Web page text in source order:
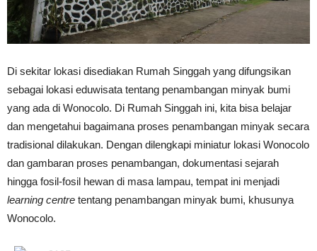
Di sekitar lokasi disediakan Rumah Singgah yang difungsikan
sebagai lokasi eduwisata tentang penambangan minyak bumi
yang ada di Wonocolo. Di Rumah Singgah ini, kita bisa belajar
dan mengetahui bagaimana proses penambangan minyak secara
tradisional dilakukan. Dengan dilengkapi miniatur lokasi Wonocolo
dan gambaran proses penambangan, dokumentasi sejarah
hingga fosil-fosil hewan di masa lampau, tempat ini menjadi
learning centre tentang penambangan minyak bumi, khusunya
Wonocolo.